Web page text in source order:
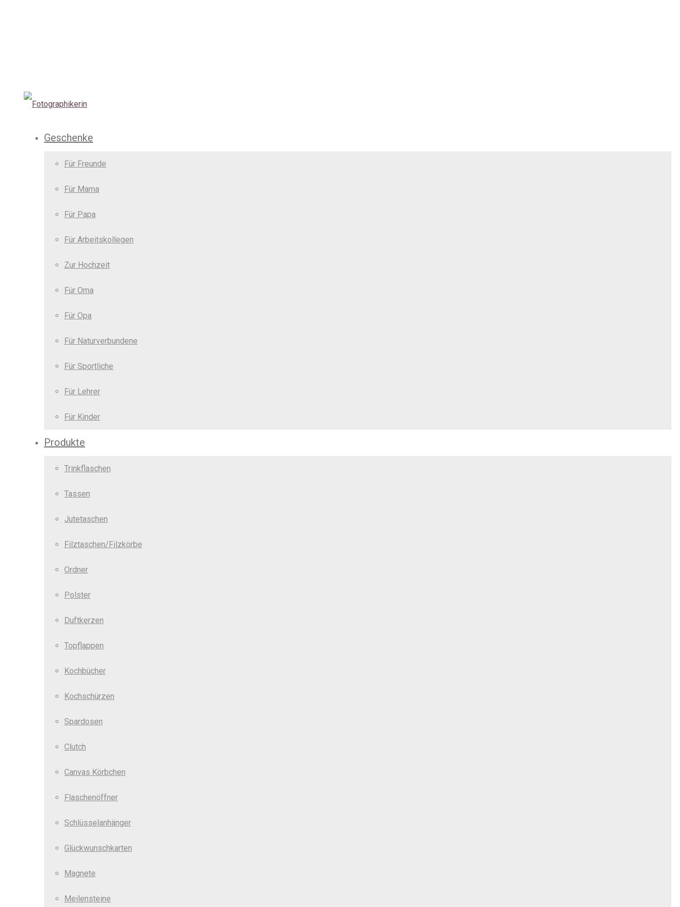
Geschenke
Für Freunde
Für Mama
Für Papa
Für Arbeitskollegen
Zur Hochzeit
Für Oma
Für Opa
Für Naturverbundene
Für Sportliche
Für Lehrer
Für Kinder
Produkte
Trinkflaschen
Tassen
Jutetaschen
Filztaschen/Filzkörbe
Ordner
Polster
Duftkerzen
Topflappen
Kochbücher
Kochschürzen
Spardosen
Clutch
Canvas Körbchen
Flaschenöffner
Schlüsselanhänger
Glückwunschkarten
Magnete
Meilensteine